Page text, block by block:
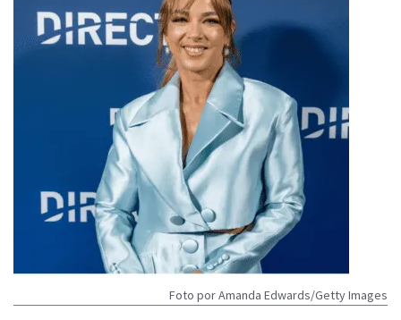
Foto por Amanda Edwards/Getty Images